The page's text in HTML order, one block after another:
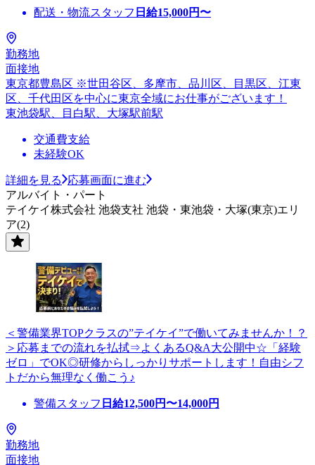
配送・物流スタッフ 日給15,000円〜
勤務地
面接地
東京都豊島区 ※世田谷区、多摩市、品川区、目黒区、江東
区、千代田区を中心に東京全域にお仕事がございます！
東池袋駅、目白駅、大塚駅前駅
交通費支給
未経験OK
詳細を見る
応募画面に進む
アルバイト・パート
テイケイ株式会社 池袋支社 池袋・東池袋・大塚(東京)エリ
ア(2)
＜警備業界TOPクラスの”テイケイ”で働いてみませんか！？
＞応募までの流れを払拭⇒よくあるQ&A大公開中☆「経験
ゼロ」でOK◎研修からしっかりサポートします！自由シフ
トだから無理なく働こう♪
警備スタッフ 日給12,500円〜14,000円
勤務地
面接地